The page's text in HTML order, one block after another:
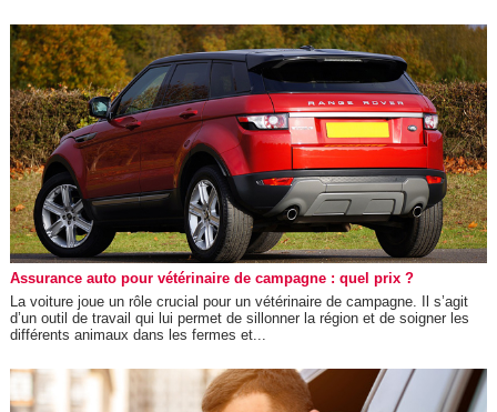
Assurance auto pour vétérinaire de campagne : quel prix ?
La voiture joue un rôle crucial pour un vétérinaire de campagne. Il s’agit
d’un outil de travail qui lui permet de sillonner la région et de soigner les
différents animaux dans les fermes et...